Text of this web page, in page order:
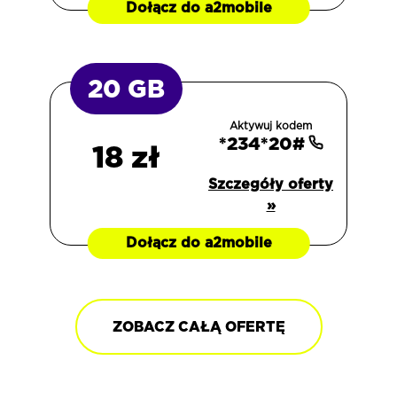
Dołącz do a2mobile
20 GB
18 zł
Aktywuj kodem
*234*20#
Szczegóły oferty
»
Dołącz do a2mobile
ZOBACZ CAŁĄ OFERTĘ